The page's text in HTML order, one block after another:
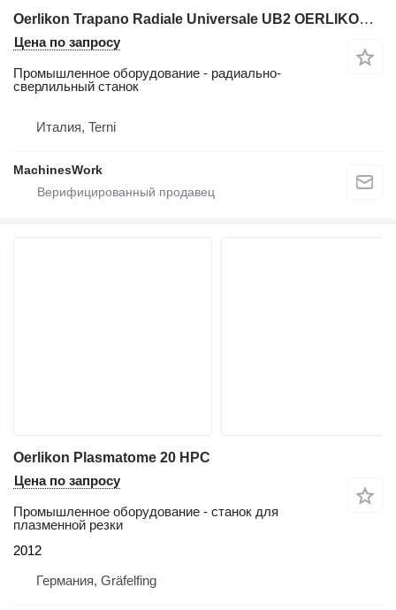
Oerlikon Trapano Radiale Universale UB2 OERLIKON UB2 | Universal Radial
Цена по запросу
Промышленное оборудование - радиально-
сверлильный станок
Италия, Terni
MachinesWork
Oerlikon Plasmatome 20 HPC
Цена по запросу
Промышленное оборудование - станок для
плазменной резки
2012
Германия, Gräfelfing